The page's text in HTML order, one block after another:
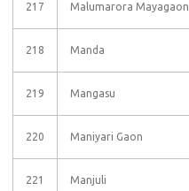
217 Malumarora Mayagaon
218 Manda
219 Mangasu
220 Maniyari Gaon
221 Manjuli